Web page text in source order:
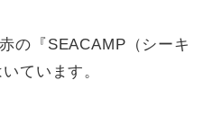
の『SEACAMP（シーキ
ています。